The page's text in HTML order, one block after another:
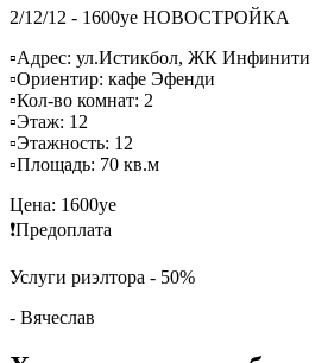
2/12/12 - 1600уе НОВОСТРОЙКА
▫️Адрес: ул.Истикбол, ЖК Инфинити
▫️Ориентир: кафе Эфенди
▫️Кол-во комнат: 2
▫️Этаж: 12
▫️Этажность: 12
▫️Площадь: 70 кв.м
Цена: 1600уе
❗️Предоплата
Услуги риэлтора - 50%
- Вячеслав